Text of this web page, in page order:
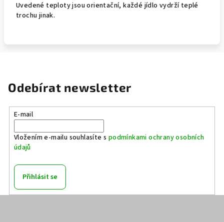
Uvedené teploty jsou orientační, každé jídlo vydrží teplé
trochu jinak.
Odebírat newsletter
E-mail
Vložením e-mailu souhlasíte s podmínkami ochrany osobních
údajů
Přihlásit se